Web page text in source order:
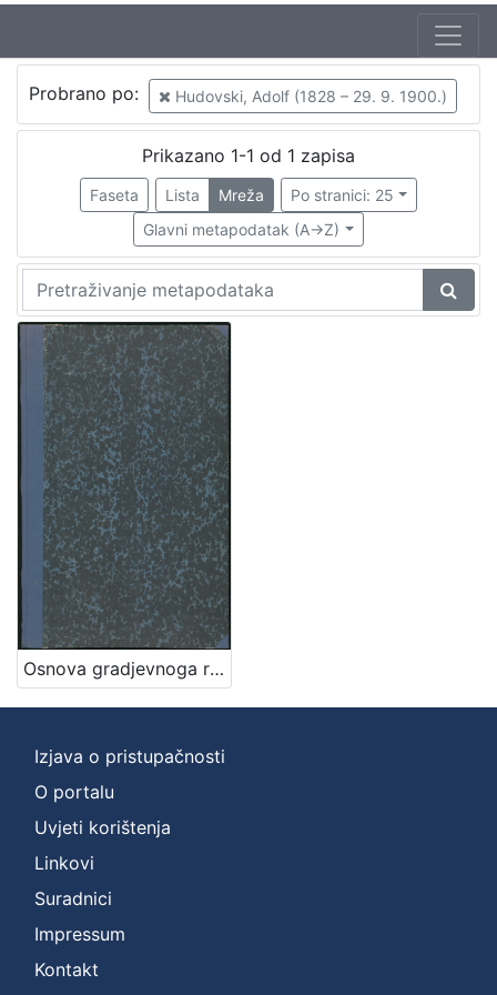
Jezik
hrvatski
Nakladnička
cjelina
Zagreb na pragu modernog doba
1
Propisi Gradskog poglavarstva
Zbirka
Knjige
1
1
Probrano po: Hudovski, Adolf (1828 – 29. 9. 1900.)
Prikazano 1-1 od 1 zapisa
Faseta Lista Mreža
Po stranici: 25
Glavni metapodatak (A->Z)
Osnova gradjevnoga reda za slob. i kralj. glavni grad Zagreb / sastavio gradski viećnik Adolf Hudovski po nalogu gradskoga načelnika Adolfa Mošinsky-a
Izjava o pristupačnosti
O portalu
Uvjeti korištenja
Linkovi
Suradnici
Impressum
Kontakt